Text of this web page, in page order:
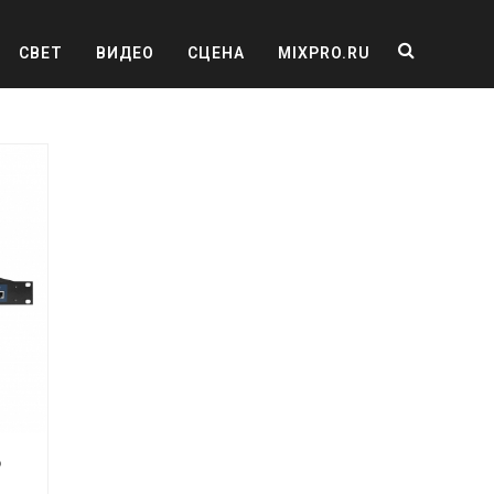
СВЕТ ВИДЕО СЦЕНА MIXPRO.RU